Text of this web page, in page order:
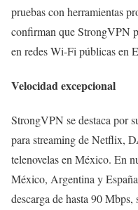
pruebas con herramientas
confirman que StrongVPN
en redes Wi-Fi públicas en
Velocidad excepcional
StrongVPN se destaca por
para streaming de Netflix,
telenovelas en México. En
México, Argentina y
descarga de hasta 90